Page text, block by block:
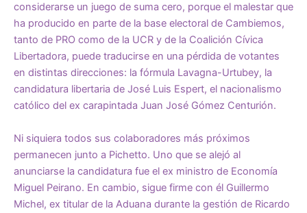
considerarse un juego de suma cero, porque el malestar que
ha producido en parte de la base electoral de Cambiemos,
tanto de PRO como de la UCR y de la Coalición Cívica
Libertadora, puede traducirse en una pérdida de votantes
en distintas direcciones: la fórmula Lavagna-Urtubey, la
candidatura libertaria de José Luis Espert, el nacionalismo
católico del ex carapintada Juan José Gómez Centurión.
Ni siquiera todos sus colaboradores más próximos
permanecen junto a Pichetto. Uno que se alejó al
anunciarse la candidatura fue el ex ministro de Economía
Miguel Peirano. En cambio, sigue firme con él Guillermo
Michel, ex titular de la Aduana durante la gestión de Ricardo